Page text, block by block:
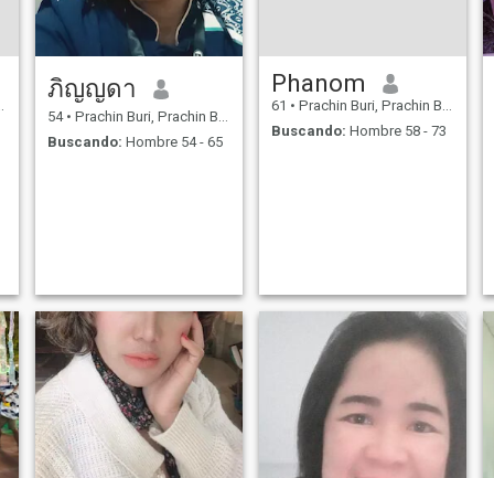
ภิญญดา
54 • Prachin Buri, Prachin Buri, Tailandia
Buscando: Hombre 54 - 65
Phanom
61 • Prachin Buri, Prachin Buri, Tailandia
Buscando: Hombre 58 - 73